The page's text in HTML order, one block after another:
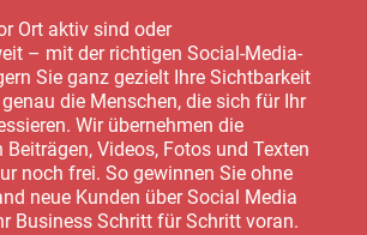
Ort aktiv sind oder
– mit der richtigen Social-Media-
Sie ganz gezielt Ihre Sichtbarkeit
die Menschen, die sich für Ihr
Wir übernehmen die
Beiträgen, Videos, Fotos und Texten
noch frei. So gewinnen Sie ohne
neue Kunden über Social Media
Business Schritt für Schritt voran.